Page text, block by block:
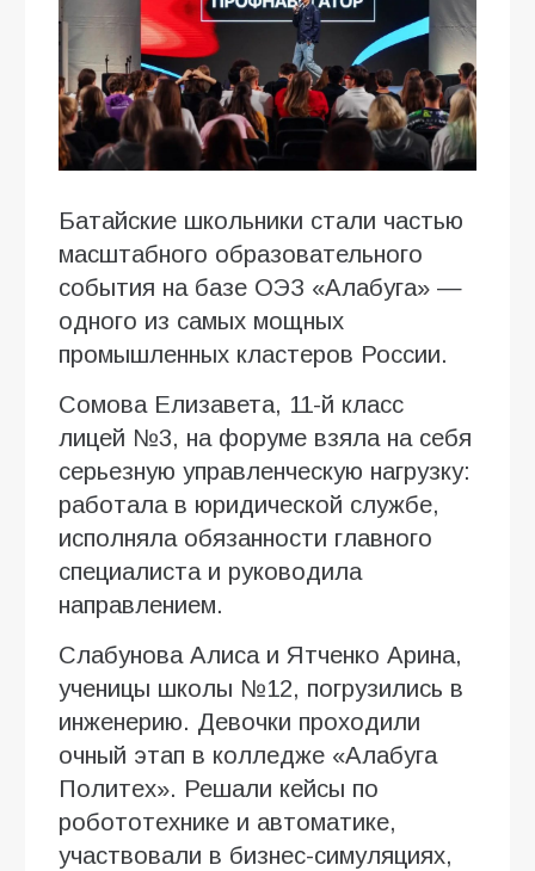
Батайские школьники стали частью
масштабного образовательного
события на базе ОЭЗ «Алабуга» —
одного из самых мощных
промышленных кластеров России.
Сомова Елизавета, 11-й класс
лицей №3, на форуме взяла на себя
серьезную управленческую нагрузку:
работала в юридической службе,
исполняла обязанности главного
специалиста и руководила
направлением.
Слабунова Алиса и Ятченко Арина,
ученицы школы №12, погрузились в
инженерию. Девочки проходили
очный этап в колледже «Алабуга
Политех». Решали кейсы по
робототехнике и автоматике,
участвовали в бизнес-симуляциях,